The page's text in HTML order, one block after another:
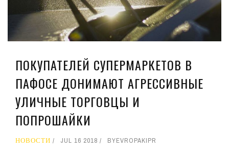
ПОКУПАТЕЛЕЙ СУПЕРМАРКЕТОВ В
ПАФОСЕ ДОНИМАЮТ АГРЕССИВНЫЕ
УЛИЧНЫЕ ТОРГОВЦЫ И
ПОПРОШАЙКИ
НОВОСТИ JUL 16 2018 BYEVROPAKIPR